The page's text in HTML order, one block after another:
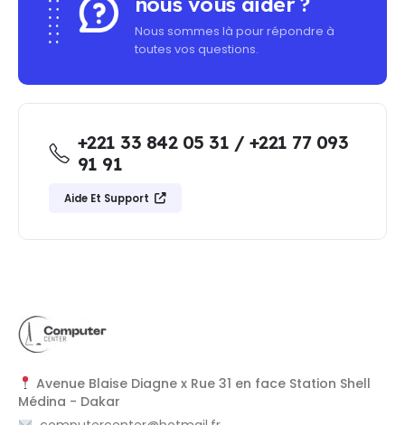
Nous sommes là pour répondre à
toutes vos questions.
+221 33 842 05 31 / +221 77 093
91 91
Aide Et Support
Avenue Blaise Diagne x Rue 31 en face Station Shell
Médina - Dakar